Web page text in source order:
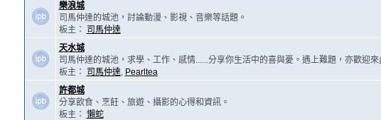
樂浪城
司馬仲達的城池，討論動漫、影視、音樂等話題。
板主：
司馬仲達
天水城
司馬仲達的城池，求學、工作、感情......分享你生活中的喜與憂。遇上難題，亦歡迎來
板主：
司馬仲達, Pearltea
許都城
分享飲食、烹飪、旅遊、攝影的心得和資訊。
板主： 懶蛇